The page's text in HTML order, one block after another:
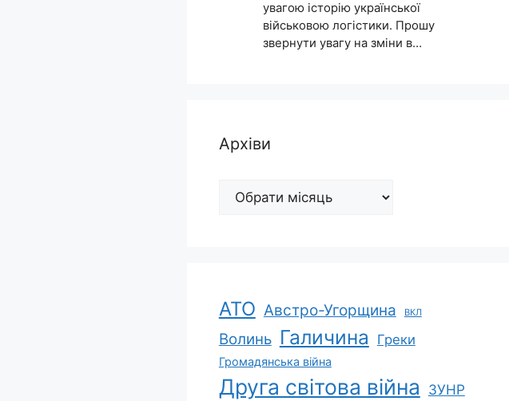
увагою історію української
військовою логістики. Прошу
звернути увагу на зміни в…
Архіви
Архіви
АТО Австро-Угорщина ВКЛ
Волинь Галичина Греки
Громадянська війна
Друга світова війна ЗУНР